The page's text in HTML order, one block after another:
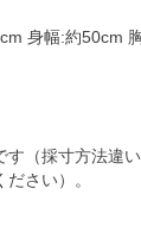
身幅:約50cm
（採寸方法違
さい）。